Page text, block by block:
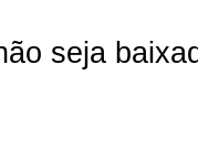
seja